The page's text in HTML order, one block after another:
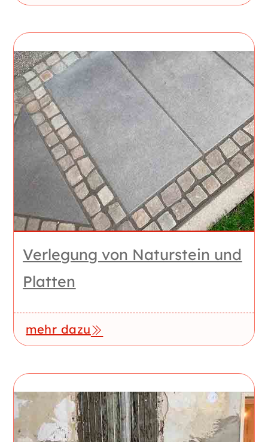
Verlegung von Naturstein und
Platten
mehr dazu